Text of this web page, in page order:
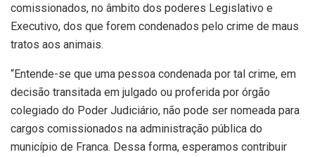
comissionados, no âmbito dos poderes Legislativo e
Executivo, dos que forem condenados pelo crime de maus
tratos aos animais.
“Entende-se que uma pessoa condenada por tal crime, em
decisão transitada em julgado ou proferida por órgão
colegiado do Poder Judiciário, não pode ser nomeada para
cargos comissionados na administração pública do
município de Franca. Dessa forma, esperamos contribuir